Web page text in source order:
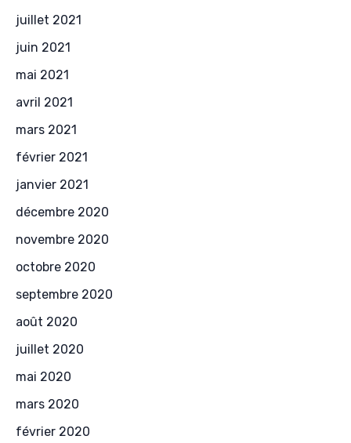
juillet 2021
juin 2021
mai 2021
avril 2021
mars 2021
février 2021
janvier 2021
décembre 2020
novembre 2020
octobre 2020
septembre 2020
août 2020
juillet 2020
mai 2020
mars 2020
février 2020